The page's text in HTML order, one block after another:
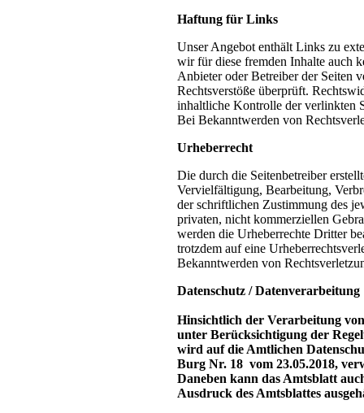
Haftung für Links
Unser Angebot enthält Links zu
wir für diese fremden Inhalte auch
Anbieter oder Betreiber der Seiten
Rechtsverstöße überprüft.
inhaltliche Kontrolle der verlinkten
Bei Bekanntwerden von
Urheberrecht
Die durch die Seitenbetreiber
Vervielfältigung, Bearbeitung,
der schriftlichen Zustimmung des
privaten, nicht kommerziellen
werden die Urheberrechte Dritter
trotzdem auf eine
Bekanntwerden von
Datenschutz / Datenverarbeitung
Hinsichtlich der Verarbeitung
unter Berücksichtigung der
wird auf die Amtlichen
Burg Nr. 18 vom 23.05.2018,
Daneben kann das Amtsblatt
Ausdruck des Amtsblattes